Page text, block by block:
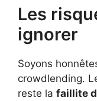
Les
ignorer
Soyons
crowdlending.
reste la faillite